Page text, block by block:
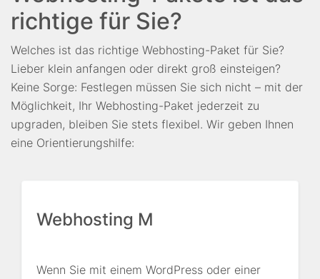
richtige für Sie?
Welches ist das richtige Webhosting-Paket für Sie?
Lieber klein anfangen oder direkt groß einsteigen?
Keine Sorge: Festlegen müssen Sie sich nicht – mit der
Möglichkeit, Ihr Webhosting-Paket jederzeit zu
upgraden, bleiben Sie stets flexibel. Wir geben Ihnen
eine Orientierungshilfe:
Webhosting M
Wenn Sie mit einem WordPress oder einer